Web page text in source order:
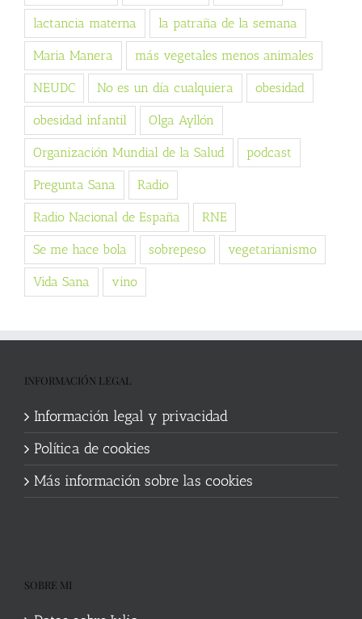
lactancia materna la patraña de la semana
Maria Manera más vegetales menos animales
NEUDC No es un día cualquiera obesidad
obesidad infantil Olga Ayllón
Organización Mundial de la Salud podcast
Pregunta Sana Radio
Radio Nacional de España RNE
Se me hace bola sobrepeso vegetarianismo
Vida Sana vino
INFORMACIÓN LEGAL
Información legal y privacidad
Política de cookies
Más información sobre las cookies
SOBRE MI